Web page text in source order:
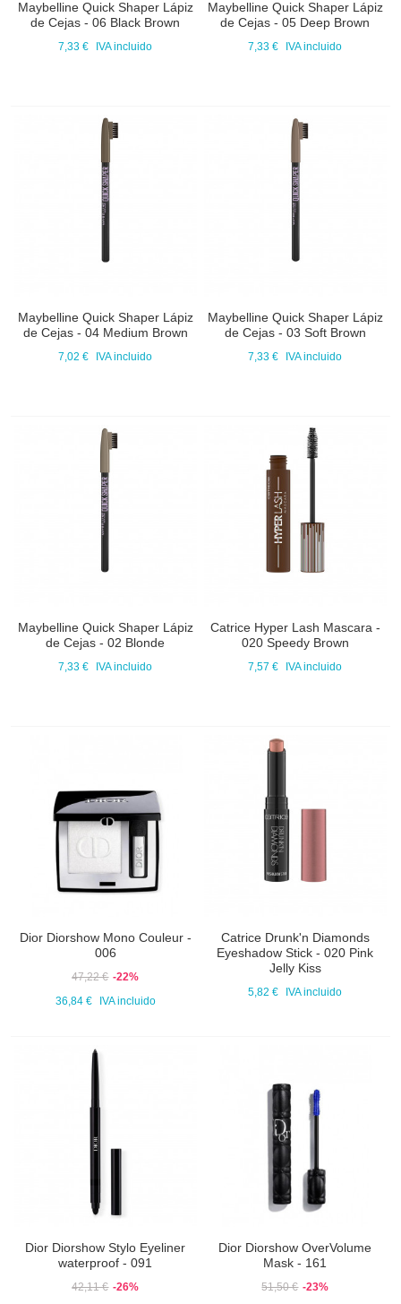
Maybelline Quick Shaper Lápiz
de Cejas - 06 Black Brown
7,33 € IVA incluido
Maybelline Quick Shaper Lápiz
de Cejas - 05 Deep Brown
7,33 € IVA incluido
Maybelline Quick Shaper Lápiz
de Cejas - 04 Medium Brown
7,02 € IVA incluido
Maybelline Quick Shaper Lápiz
de Cejas - 03 Soft Brown
7,33 € IVA incluido
Maybelline Quick Shaper Lápiz
de Cejas - 02 Blonde
7,33 € IVA incluido
Catrice Hyper Lash Mascara -
020 Speedy Brown
7,57 € IVA incluido
Dior Diorshow Mono Couleur -
006
47,22 € -22%
36,84 €
IVA incluido
Catrice Drunk'n Diamonds
Eyeshadow Stick - 020 Pink
Jelly Kiss
5,82 € IVA incluido
Dior Diorshow Stylo Eyeliner
waterproof - 091
42,11 € -26%
Dior Diorshow OverVolume
Mask - 161
51,50 € -23%